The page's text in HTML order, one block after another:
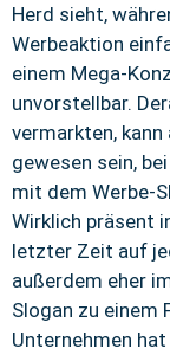
Herd sieht,
Werbeaktion
einem Mega-
unvorstellbar.
vermarkten,
gewesen sein,
mit dem Werbe-
Wirklich präsent
letzter Zeit auf
außerdem eher
Slogan zu einem
Unternehmen